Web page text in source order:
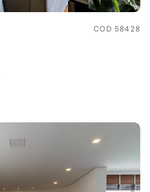
COD 58428